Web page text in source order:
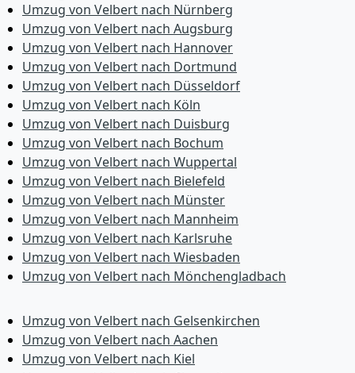
Umzug von Velbert nach Nürnberg
Umzug von Velbert nach Augsburg
Umzug von Velbert nach Hannover
Umzug von Velbert nach Dortmund
Umzug von Velbert nach Düsseldorf
Umzug von Velbert nach Köln
Umzug von Velbert nach Duisburg
Umzug von Velbert nach Bochum
Umzug von Velbert nach Wuppertal
Umzug von Velbert nach Bielefeld
Umzug von Velbert nach Münster
Umzug von Velbert nach Mannheim
Umzug von Velbert nach Karlsruhe
Umzug von Velbert nach Wiesbaden
Umzug von Velbert nach Mönchen­gladbach
Umzug von Velbert nach Gelsenkirchen
Umzug von Velbert nach Aachen
Umzug von Velbert nach Kiel